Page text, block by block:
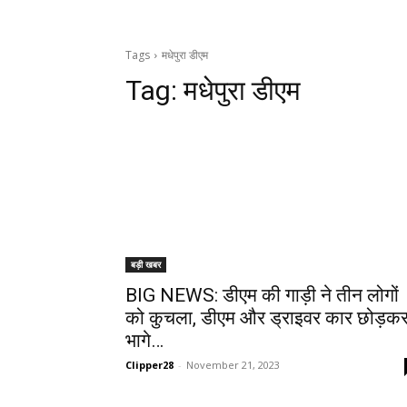
Tags मधेपुरा डीएम
Tag:मधेपुरा डीएम
बड़ी खबर
BIG NEWS: डीएम की गाड़ी ने तीन लोगों
को कुचला, डीएम और ड्राइवर कार
भागे…
Clipper28 - November 21, 2023